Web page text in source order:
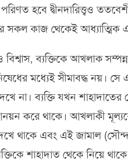
হবে দ্বীনদারিত্ত্বও
সকল কাজ থেকেই আধ্যাত্মিক
ব্যক্তিকে আখলাক
মধ্যেই সীমাবদ্ধ নয়।
না। ব্যক্তি যখন
করে থাকে। আখলাকী
থাকে এবং এই জামাল
শাহাদাত থেকে নিয়ে